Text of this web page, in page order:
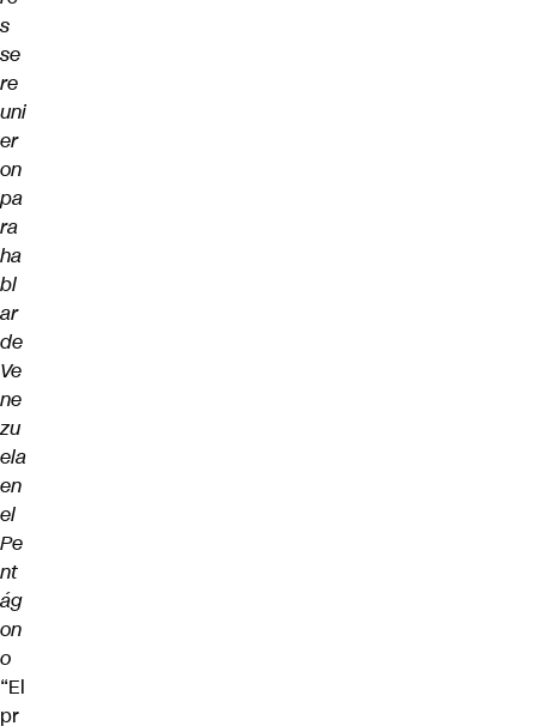
s
se
re
uni
er
on
pa
ra
ha
bl
ar
de
Ve
ne
zu
ela
en
el
Pe
nt
ág
on
o
“El
pr